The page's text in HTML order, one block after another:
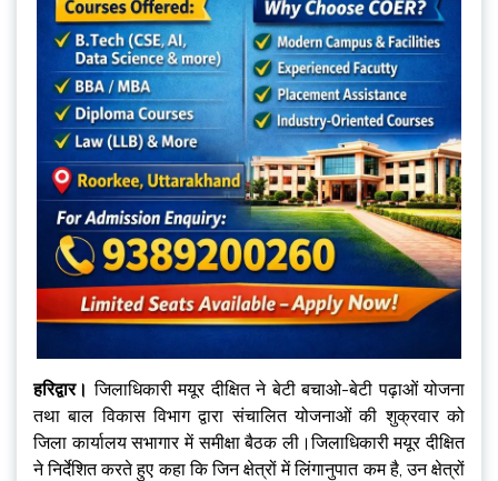
हरिद्वार। जिलाधिकारी मयूर दीक्षित ने बेटी बचाओ-बेटी पढ़ाओं योजना
तथा बाल विकास विभाग द्वारा संचालित योजनाओं की शुक्रवार को
जिला कार्यालय सभागार में समीक्षा बैठक ली।जिलाधिकारी मयूर दीक्षित
ने निर्देशित करते हुए कहा कि जिन क्षेत्रों में लिंगानुपात कम है, उन क्षेत्रों